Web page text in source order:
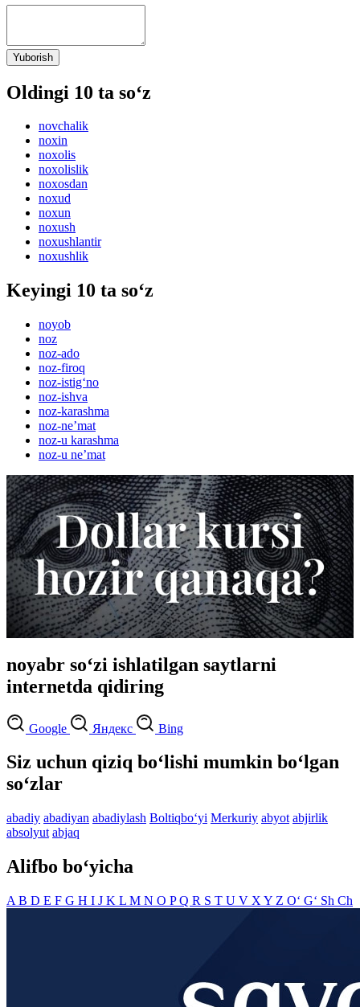
Yuborish
Oldingi 10 ta so‘z
novchalik
noxin
noxolis
noxolislik
noxosdan
noxud
noxun
noxush
noxushlantir
noxushlik
Keyingi 10 ta so‘z
noyob
noz
noz-ado
noz-firoq
noz-istig‘no
noz-ishva
noz-karashma
noz-neʼmat
noz-u karashma
noz-u neʼmat
noyabr so‘zi ishlatilgan saytlarni
internetda qidiring
Google Яндекс Bing
Siz uchun qiziq bo‘lishi mumkin bo‘lgan
so‘zlar
abadiy abadiyan abadiylash Boltiqbo‘yi Merkuriy abyot abjirlik
absolyut abjaq
Alifbo bo‘yicha
A B D E F G H I J K L M N O PQ R S T U V X Y Z O‘ G‘ Sh Ch